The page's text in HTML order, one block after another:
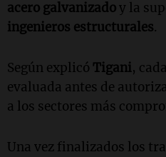
acero galvanizadoy la
ingenieros estructurales.
Según explicó Tigani,
evaluada antes de
a los sectores más
Una vez finalizados los